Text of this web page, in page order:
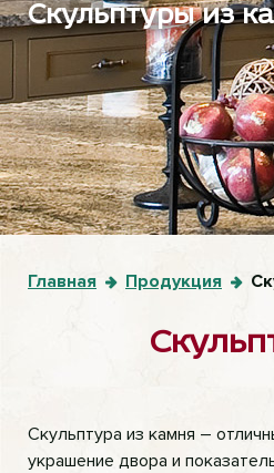
Скульптуры из
Главная Продукция
Скульптура из камня –
украшение двора и